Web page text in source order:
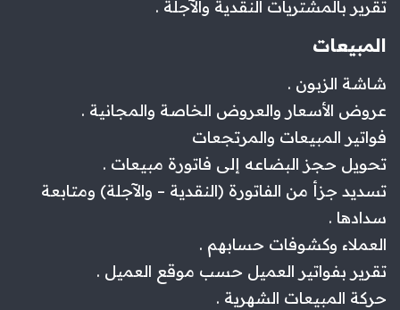
تقرير بالمشتريات النقدية والآجلة .
المبيعات
شاشة الزبون .
عروض الأسعار والعروض الخاصة والمجانية .
فواتير المبيعات والمرتجعات
تحويل حجز البضاعه إلى فاتورة مبيعات .
تسديد جزأ من الفاتورة (النقدية – والآجلة) ومتابعة
سدادها .
العملاء وكشوفات حسابهم .
تقرير بفواتير العميل حسب موقع العميل .
حركة المبيعات الشهرية .